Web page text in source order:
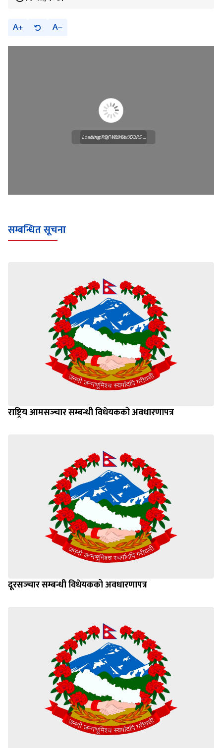
A A
Loading WEBGL 3D ...
Loading PDF Worker CORS ...
सम्बन्धित सूचना
राष्ट्रिय आमसञ्‍चार सम्बन्धी विधेयकको अवधारणापत्र
दूरसञ्‍चार सम्बन्धी विधेयकको अवधारणापत्र